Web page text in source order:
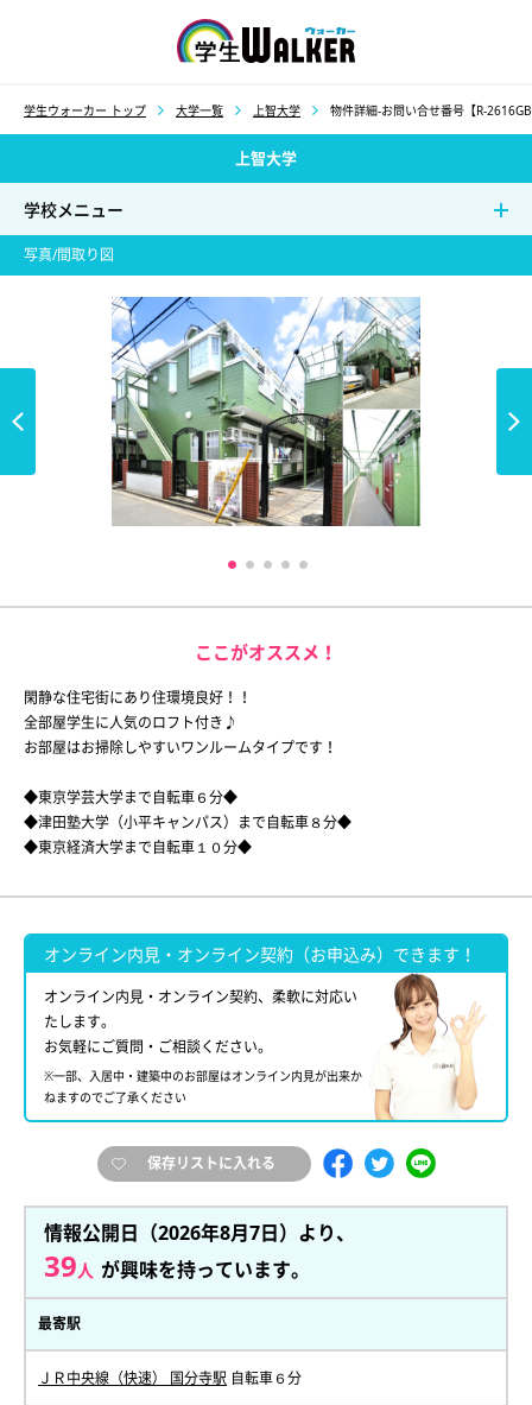
学生ウォーカー トップ 大学一覧 上智大学 物件詳細-お問い合せ番号【R-
上智大学
学校メニュー
写真/間取り図
ここがオススメ！
閑静な住宅街にあり住環境良好！！
全部屋学生に人気のロフト付き♪
お部屋はお掃除しやすいワンルームタイプです！
◆東京学芸大学まで自転車６分◆
◆津田塾大学（小平キャンパス）まで自転車８分◆
◆東京経済大学まで自転車１０分◆
オンライン内見・オンライン契約（お申込み）できます！
オンライン内見・オンライン契約、柔軟に対応い
たします。
お気軽にご質問・ご相談ください。
※一部、入居中・建築中のお部屋はオンライン内見が出来か
ねますのでご了承ください
保存リストに入れる
情報公開日（2026年8月7日）より、
39人 が興味を持っています。
最寄駅
ＪＲ中央線（快速） 国分寺駅 自転車６分